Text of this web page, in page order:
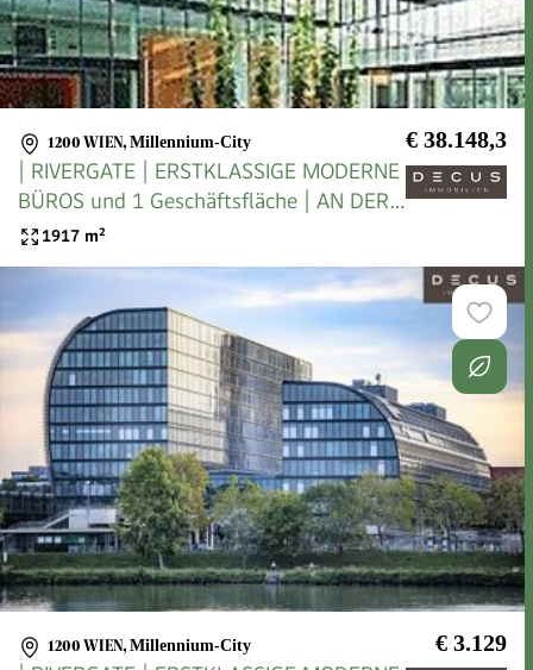
1200 WIEN, Millennium-City € 38.148,3
| RIVERGATE | ERSTKLASSIGE MODERNE
BÜROS und 1 Geschäftsfläche | AN DER
U-BAHN
1917 m²
1200 WIEN, Millennium-City € 3.129